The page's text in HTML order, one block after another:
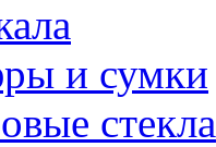
и сумки
стекла